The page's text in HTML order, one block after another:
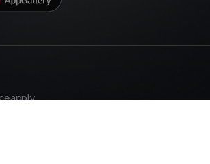
apply.